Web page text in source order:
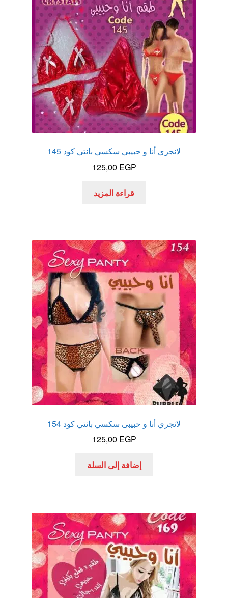
لانجري أنا و حبيبى سكسي بانتي كود 145
125,00 EGP
قراءة المزيد
لانجري أنا و حبيبى سكسي بانتي كود 154
125,00 EGP
إضافة إلى السلة